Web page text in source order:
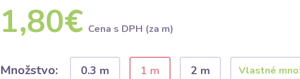
1,80€ Cena s DPH (za m)
Množstvo: 0.3 m 1 m 2 m